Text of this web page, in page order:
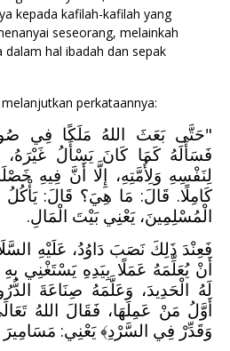
kepada kafilah-kafilah yang
seseorang, melainkah
hal ibadah dan sepak
perkataannya:
"حَتَّى بَعَثَ اللهُ مَلَكًا فِي
فَسَأَلَهُ كَمَا كَانَ يَسْأَلُ
لِنَفْسِهِ وَلِأُمَّتِهِ، إِلَّا أَنَّ فِيهِ
كَامِلًا. قَالَ: مَا هِيَ؟ قَالَ:
الْمُسْلِمِينَ، يَعْنِي بَيْتَ الْمَالِ.
فَعِنْدَ ذَلِكَ نَصَبَ دَاوُدُ، عَلَيْهِ
أَنْ يُعَلِّمَهُ عَمَلًا بِيَدِهِ يَسْتَغْنِي بِهِ
لَهُ الْحَدِيدَ، وَعَلَّمَهُ صِنَاعَةَ
أَوَّلُ مَنْ عَمِلَهَا، فَقَالَ اللهُ
وَقَدِّرْ فِي السَّرْدِ﴾يَعْنِي: مَسَامِيرَ